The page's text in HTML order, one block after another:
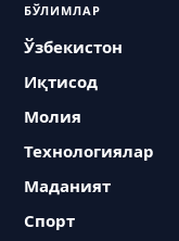
БЎЛИМЛАР
Ўзбекистон
Иқтисод
Молия
Технологиялар
Маданият
Спорт